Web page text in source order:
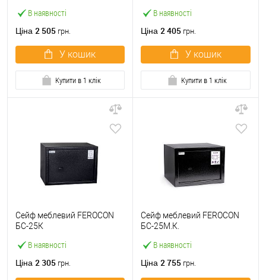
В наявності
Ціна 2 505 грн.
У кошик
Купити в 1 клік
В наявності
Ціна 2 405 грн.
У кошик
Купити в 1 клік
В наявності
Сейф меблевий FEROCON
БС-25К
Ціна 2 305 грн.
В наявності
Сейф меблевий FEROCON
БС-25М.К.
Ціна 2 755 грн.